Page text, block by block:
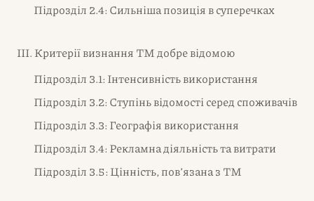
Підрозділ 2.4: Сильніша позиція в суперечках
III. Критерії визнання ТМ добре відомою
Підрозділ 3.1: Інтенсивність використання
Підрозділ 3.2: Ступінь відомості серед споживачів
Підрозділ 3.3: Географія використання
Підрозділ 3.4: Рекламна діяльність та витрати
Підрозділ 3.5: Цінність, пов’язана з ТМ